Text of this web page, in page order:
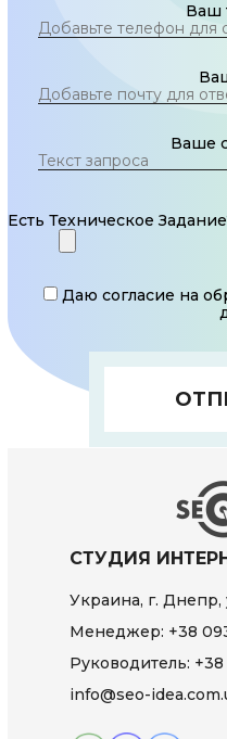
Ваш
Ваше
Есть Техническое
Даю согласие на
СТУДИЯ
Украина, г. Днепр,
Менеджер: +38
Руководитель:
info@seo-